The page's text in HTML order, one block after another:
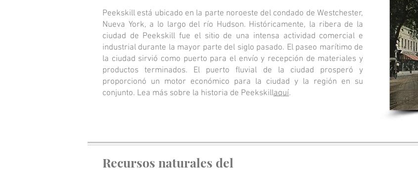
Peekskill está ubicado en la parte noroeste del condado de Westchester,
Nueva York, a lo largo del río Hudson. Históricamente, la ribera de la
ciudad de Peekskill fue el sitio de una intensa actividad comercial e
industrial durante la mayor parte del siglo pasado. El paseo marítimo de
la ciudad sirvió como puerto para el envío y recepción de materiales y
productos terminados. El puerto fluvial de la ciudad prosperó y
proporcionó un motor económico para la ciudad y la región en su
conjunto. Lea más sobre la historia de Peekskillaquí.
Recursos naturales del